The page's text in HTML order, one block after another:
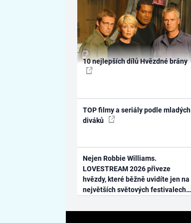
10 nejlepších dílů Hvězdné brány
TOP filmy a seriály podle mladých
diváků
Nejen Robbie Williams.
LOVESTREAM 2026 přiveze
hvězdy, které běžně uvidíte jen na
největších světových festivalech